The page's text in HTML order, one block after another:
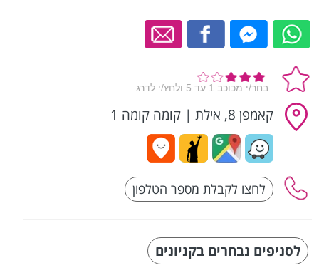
קאמפן 8, אילת | קומה קומה 1
לסניפים נבחרים בקניונים